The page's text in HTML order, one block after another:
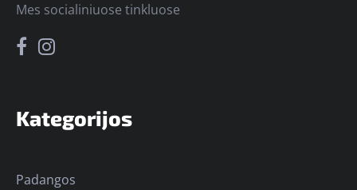
Kategorijos
Padangos
Mes socialiniuose tinkluose